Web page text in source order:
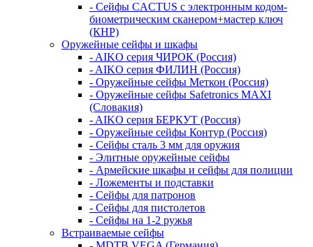
- Сейфы CACTUS с электронным кодом-
биометрическим сканером+мастер ключ
(КНР)
Оружейные сейфы и шкафы
- AIKO серия ЧИРОК (Россия)
- AIKO серия ФИЛИН (Россия)
- Оружейные сейфы Меткон (Россия)
- Оружейные сейфы Safetronics MAXI
(Словакия)
- AIKO серия БЕРКУТ (Россия)
- Оружейные сейфы Контур (Россия)
- Сейфы сталь 3 мм для оружия
- Элитные оружейные сейфы
- Армейские шкафы и сейфы для полиции
- Ложементы и подставки
- Сейфы для патронов
- Сейфы для пистолетов
- Сейфы на 1-2 ружья
Встраиваемые сейфы